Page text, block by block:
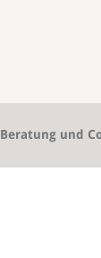
Beratung und